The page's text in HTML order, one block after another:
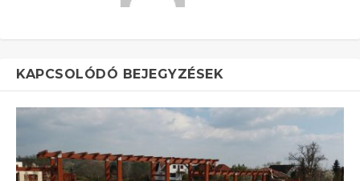
KAPCSOLÓDÓ BEJEGYZÉSEK